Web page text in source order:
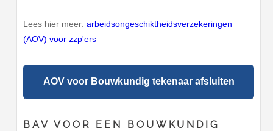
Lees hier meer:arbeidsongeschiktheidsverzekeringen
(AOV) voor zzp'ers
AOV voor Bouwkundig tekenaar afsluiten
BAV VOOR EEN BOUWKUNDIG